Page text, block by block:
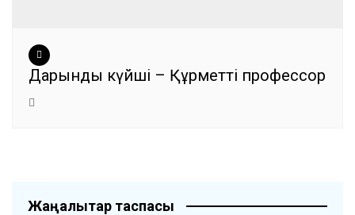
Дарынды күйші – Құрметті профессор
Жаңалықтар таспасы